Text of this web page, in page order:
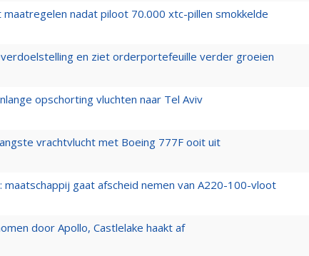
maatregelen nadat piloot 70.000 xtc-pillen smokkelde
en ziet orderportefeuille verder groeien
opschorting vluchten naar Tel Aviv
vrachtvlucht met Boeing 777F ooit uit
maatschappij gaat afscheid nemen van A220-100-vloot
door Apollo, Castlelake haakt af